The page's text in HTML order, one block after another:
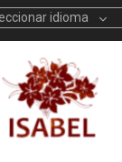
idioma